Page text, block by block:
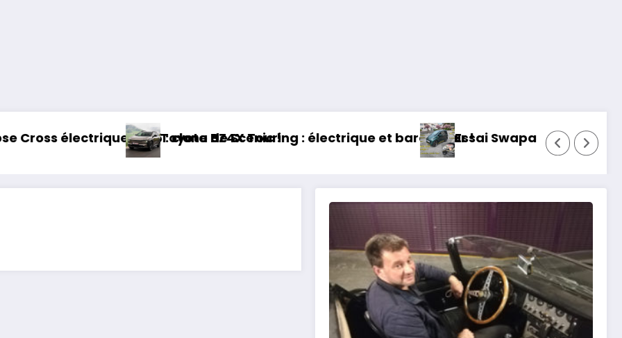
2026 : clone de Scenic !
Toyota BZ4X Touring : électrique et baroudeur !Essai Swapa ZIP : Voiture sans permis,